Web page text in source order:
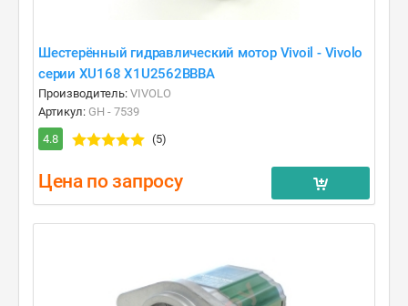
Шестерённый гидравлический мотор Vivoil - Vivolo
серии XU168 X1U2562BBBA
Производитель: VIVOLO
Артикул: GH - 7539
4.8
(5)
Цена по запросу